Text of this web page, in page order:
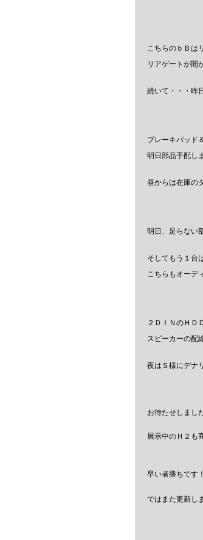
こちらのｂＢは
リアゲートが開
続いて・・・昨
ブレーキパッド
明日部品手配し
昼からは在庫の
明日、足らない
そしてもう１台
こちらもオーデ
２ＤＩＮのＨＤ
スピーカーの配
夜はＳ様にデナ
お待たせしまし
展示中のＨ２も
早い者勝ちです
ではまた更新し